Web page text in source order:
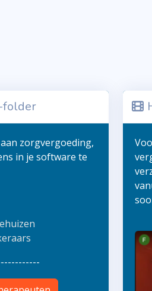
folder
zorgvergoeding,
in je software te